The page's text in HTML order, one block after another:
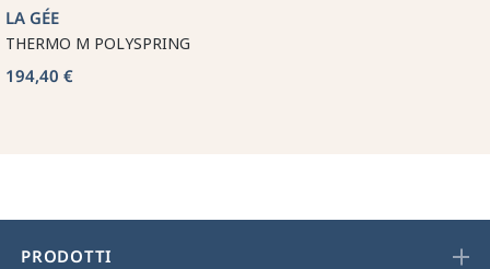
LA GÉE
THERMO M POLYSPRING
194,40 €
PRODOTTI